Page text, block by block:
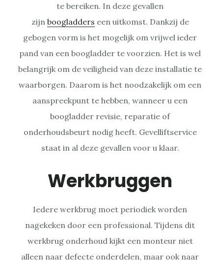
te bereiken. In deze gevallen
zijn boogladders een uitkomst. Dankzij de
gebogen vorm is het mogelijk om vrijwel ieder
pand van een boogladder te voorzien. Het is wel
belangrijk om de veiligheid van deze installatie te
waarborgen. Daarom is het noodzakelijk om een
aanspreekpunt te hebben, wanneer u een
boogladder revisie, reparatie of
onderhoudsbeurt nodig heeft. Gevelliftservice
staat in al deze gevallen voor u klaar.
Werkbruggen
Iedere werkbrug moet periodiek worden
nagekeken door een professional. Tijdens dit
werkbrug onderhoud kijkt een monteur niet
alleen naar defecte onderdelen, maar ook naar